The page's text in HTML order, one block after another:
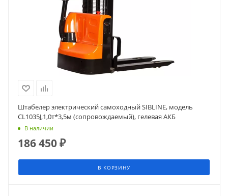
Штабелер электрический самоходный SIBLINE, модель
CL1035J,1,0т*3,5м (сопровождаемый), гелевая АКБ
В наличии
186 450₽
В КОРЗИНУ